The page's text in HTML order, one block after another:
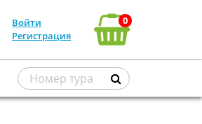
Войти
Регистрация
0